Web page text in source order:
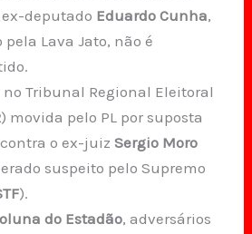
ex-deputado Eduardo Cunha,
Lava Jato, não é
Tribunal Regional Eleitoral
) movida pelo PL por suposta
o ex-juizSergio Moro
suspeito pelo Supremo
).
do Estadão, adversários